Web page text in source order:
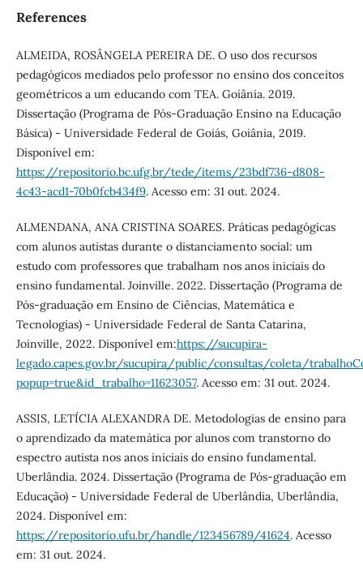
References
ALMEIDA, ROSÂNGELA PEREIRA DE. O uso dos recursos
pedagógicos mediados pelo professor no ensino dos conceitos
geométricos a um educando com TEA. Goiânia. 2019.
Dissertação (Programa de Pós-Graduação Ensino na Educação
Básica) - Universidade Federal de Goiás, Goiânia, 2019.
Disponível em:
https://repositorio.bc.ufg.br/tede/items/23bdf736-d808-
4c43-acd1-70b0fcb434f9. Acesso em: 31 out. 2024.
ALMENDANA, ANA CRISTINA SOARES. Práticas pedagógicas
com alunos autistas durante o distanciamento social: um
estudo com professores que trabalham nos anos iniciais do
ensino fundamental. Joinville. 2022. Dissertação (Programa de
Pós-graduação em Ensino de Ciências, Matemática e
Tecnologias) - Universidade Federal de Santa Catarina,
Joinville, 2022. Disponível em:https://sucupira-
legado.capes.gov.br/sucupira/public/consultas/coleta/
popup=true&id_trabalho=11623057. Acesso em: 31 out. 2024.
ASSIS, LETÍCIA ALEXANDRA DE. Metodologias de ensino para
o aprendizado da matemática por alunos com transtorno do
espectro autista nos anos iniciais do ensino fundamental.
Uberlândia. 2024. Dissertação (Programa de Pós-graduação em
Educação) - Universidade Federal de Uberlândia, Uberlândia,
2024. Disponível em:
https://repositorio.ufu.br/handle/123456789/41624. Acesso
em: 31 out. 2024.